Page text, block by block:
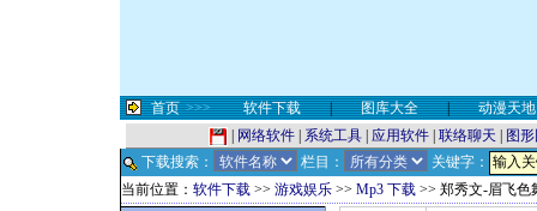
首页 >>> 软件下载 | 图库大全 |
动漫天地
网络软件 系统工具 应用软件 联络聊天
图
下载搜索：
栏目：
关键字：
当前位置： 软件下载 >> 游戏娱乐 >> Mp3 下载 >> 郑秀文-眉飞色